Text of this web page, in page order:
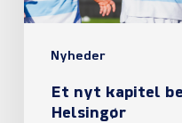
Nyheder
Et nyt kapitel
Helsingør